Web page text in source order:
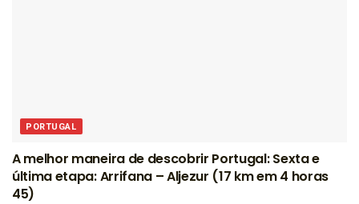
PORTUGAL
A melhor maneira de descobrir Portugal: Sexta e
última etapa: Arrifana – Aljezur (17 km em 4 horas
45)